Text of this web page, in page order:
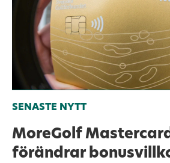
SENASTE NYTT
MoreGolf
förändrar